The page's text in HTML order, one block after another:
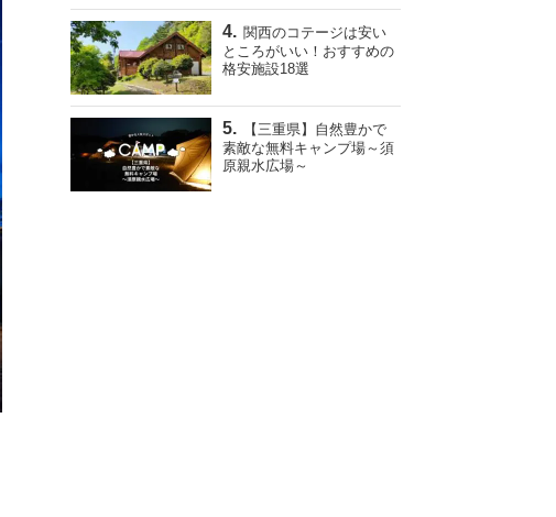
関西のコテージは安い
ところがいい！おすすめの
格安施設18選
【三重県】自然豊かで
素敵な無料キャンプ場～須
原親水広場～